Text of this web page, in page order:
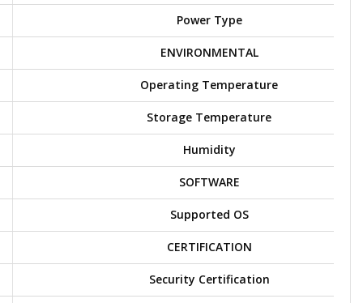
Power Type
ENVIRONMENTAL
Operating Temperature
Storage Temperature
Humidity
SOFTWARE
Supported OS
CERTIFICATION
Security Certification